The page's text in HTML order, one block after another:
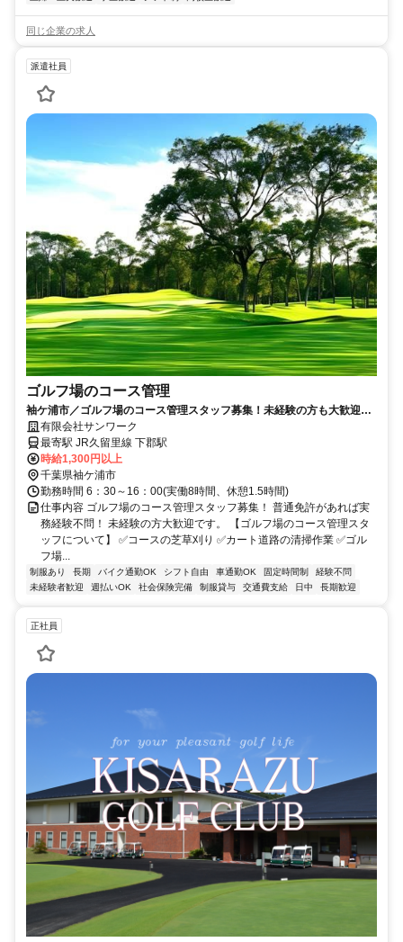
同じ企業の求人
派遣社員
ゴルフ場のコース管理
袖ケ浦市／ゴルフ場のコース管理スタッフ募集！未経験の方も大歓迎！
自然と触れ合いながらのお仕事♪
有限会社サンワーク
最寄駅 JR久留里線 下郡駅
時給1,300円以上
千葉県袖ケ浦市
勤務時間 6：30～16：00(実働8時間、休憩1.5時間)
仕事内容 ゴルフ場のコース管理スタッフ募集！ 普通免許があれば実
務経験不問！ 未経験の方大歓迎です。 【ゴルフ場のコース管理スタ
ッフについて】 ✅コースの芝草刈り ✅カート道路の清掃作業 ✅ゴル
フ場...
制服あり 長期 バイク通勤OK シフト自由 車通勤OK 固定時間制
経験不問
未経験者歓迎
週払いOK 社会保険完備 制服貸与 交通費支給 日中 長期歓迎
正社員